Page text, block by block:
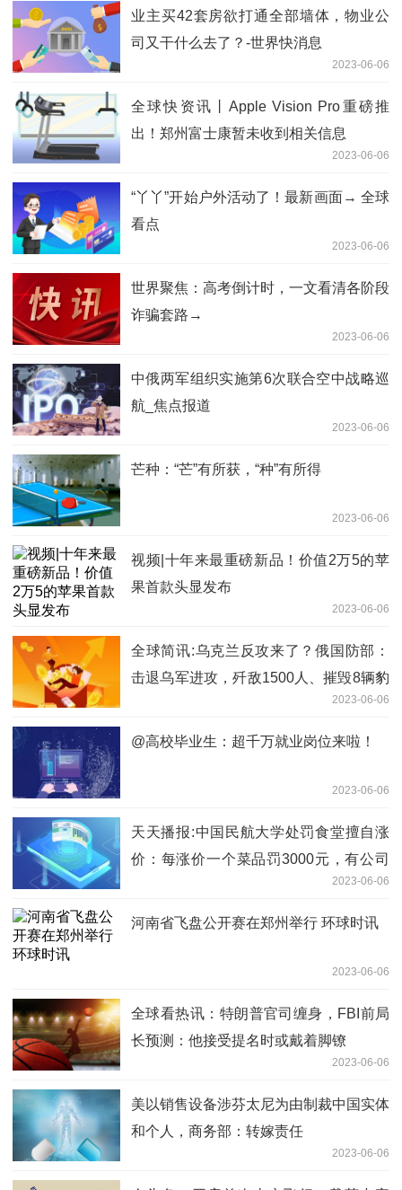
业主买42套房欲打通全部墙体，物业公
司又干什么去了？-世界快消息
2023-06-06
全球快资讯丨Apple Vision Pro重磅推
出！郑州富士康暂未收到相关信息
2023-06-06
“丫丫”开始户外活动了！最新画面→ 全球
看点
2023-06-06
世界聚焦：高考倒计时，一文看清各阶段
诈骗套路→
2023-06-06
中俄两军组织实施第6次联合空中战略巡
航_焦点报道
2023-06-06
芒种：“芒”有所获，“种”有所得
2023-06-06
视频|十年来最重磅新品！价值2万5的苹
果首款头显发布
2023-06-06
全球简讯:乌克兰反攻来了？俄国防部：
击退乌军进攻，歼敌1500人、摧毁8辆豹
2023-06-06
@高校毕业生：超千万就业岗位来啦！
2023-06-06
天天播报:中国民航大学处罚食堂擅自涨
价：每涨价一个菜品罚3000元，有公司
2023-06-06
河南省飞盘公开赛在郑州举行 环球时讯
2023-06-06
全球看热讯：特朗普官司缠身，FBI前局
长预测：他接受提名时或戴着脚镣
2023-06-06
美以销售设备涉芬太尼为由制裁中国实体
和个人，商务部：转嫁责任
2023-06-06